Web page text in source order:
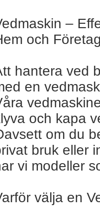
–
och
hantera ved
en
och kapa
om du
bruk eller
vi modeller
välja en